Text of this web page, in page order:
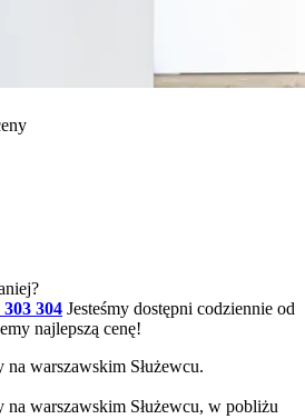
303 304 Jesteśmy dostępni codziennie od
najlepszą cenę!
warszawskim Służewcu.
warszawskim Służewcu, w pobliżu